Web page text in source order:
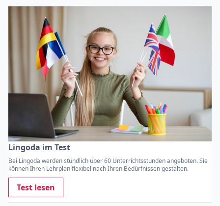
Lingoda im Test
Bei Lingoda werden stündlich über 60 Unterrichtsstunden angeboten. Sie
können Ihren Lehrplan flexibel nach Ihren Bedürfnissen gestalten.
Test lesen